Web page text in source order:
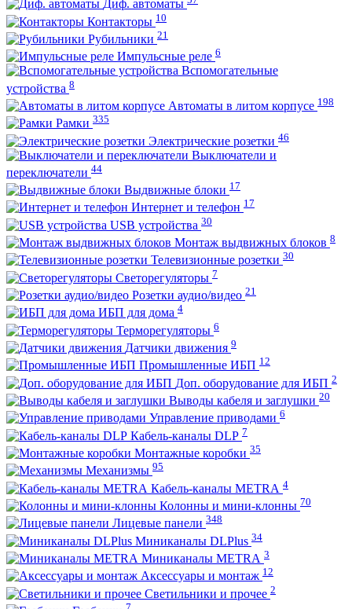
Диф. автоматы
Контакторы 10
Рубильники 21
Импульсные реле 6
Вспомогательные
устройства 8
Автоматы в литом корпусе 198
Рамки 335
Электрические розетки 46
Выключатели и
переключатели 44
Выдвижные блоки 17
Интернет и телефон 17
USB устройства 30
Монтаж выдвижных блоков 8
Телевизионные розетки 30
Светорегуляторы 7
Розетки аудио/видео 21
ИБП для дома 4
Терморегуляторы 6
Датчики движения 9
Промышленные ИБП 12
Доп. оборудование для ИБП 2
Выводы кабеля и заглушки 20
Управление приводами 6
Кабель-каналы DLP 7
Монтажные коробки 35
Механизмы 95
Кабель-каналы METRA 4
Колонны и мини-клонны 70
Лицевые панели 348
Миниканалы DLPlus 34
Миниканалы METRA 3
Аксессуары и монтаж 12
Светильники и прочее 2